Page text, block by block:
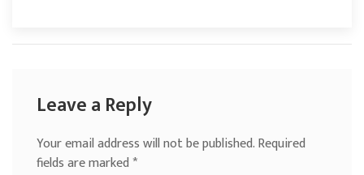
Leave a Reply
Your email address will not be published.Required
fields are marked*